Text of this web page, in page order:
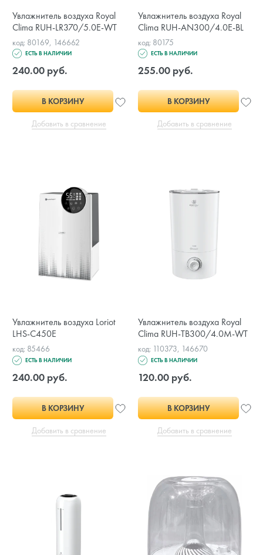
Увлажнитель воздуха Royal
Clima RUH-LR370/5.0E-WT
код: 80169, 146662
ЕСТЬ В НАЛИЧИИ
240.00 руб.
В КОРЗИНУ
Добавить в сравнение
Увлажнитель воздуха Royal
Clima RUH-AN300/4.0E-BL
код: 80175
ЕСТЬ В НАЛИЧИИ
255.00 руб.
В КОРЗИНУ
Добавить в сравнение
Увлажнитель воздуха Loriot
LHS-C450E
код: 85466
ЕСТЬ В НАЛИЧИИ
240.00 руб.
В КОРЗИНУ
Добавить в сравнение
Увлажнитель воздуха Royal
Clima RUH-TB300/4.0M-WT
код: 110373, 146670
ЕСТЬ В НАЛИЧИИ
120.00 руб.
В КОРЗИНУ
Добавить в сравнение